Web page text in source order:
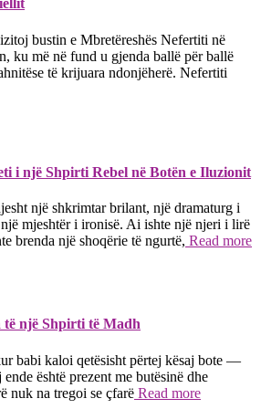
bustin e Mbretëreshës Nefertiti në
ku më në fund u gjenda ballë për ballë
të krijuara ndonjëherë. Nefertiti
i një Shpirti Rebel në Botën e Iluzionit
një shkrimtar brilant, një dramaturg i
mjeshtër i ironisë. Ai ishte një njeri i lirë
brenda një shoqërie të ngurtë, Read more
të një Shpirti të Madh
babi kaloi qetësisht përtej kësaj bote —
është prezent me butësinë dhe
nuk na tregoi se çfarë Read more